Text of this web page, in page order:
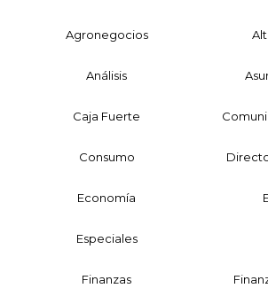
Agronegocios
Análisis
Caja Fuerte
Consumo
Economía
Especiales
Finanzas